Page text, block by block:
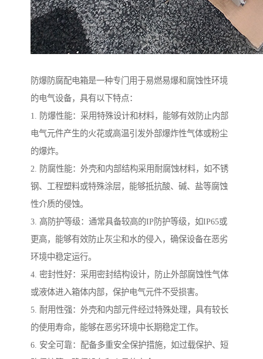
防爆防腐配电箱是一种专门用于易燃易爆和腐蚀性环境
的电气设备，具有以下特点：
1. 防爆性能：采用特殊设计和材料，能够有效防止内部
电气元件产生的火花或高温引发外部爆炸性气体或粉尘
的爆炸。
2. 防腐性能：外壳和内部结构采用耐腐蚀材料，如不锈
钢、工程塑料或特殊涂层，能够抵抗酸、碱、盐等腐蚀
性介质的侵蚀。
3. 高防护等级：通常具备较高的IP防护等级，如IP65或
更高，能够有效防止灰尘和水的侵入，确保设备在恶劣
环境中稳定运行。
4. 密封性好：采用密封结构设计，防止外部腐蚀性气体
或液体进入箱体内部，保护电气元件不受损害。
5. 耐用性强：外壳和内部元件经过特殊处理，具有较长
的使用寿命，能够在恶劣环境中长期稳定工作。
6. 安全可靠：配备多重安全保护措施，如过载保护、短